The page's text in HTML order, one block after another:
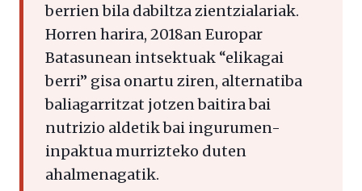
berrien bila dabiltza zientzialariak.
Horren harira, 2018an Europar
Batasunean intsektuak “elikagai
berri” gisa onartu ziren, alternatiba
baliagarritzat jotzen baitira bai
nutrizio aldetik bai ingurumen-
inpaktua murrizteko duten
ahalmenagatik.